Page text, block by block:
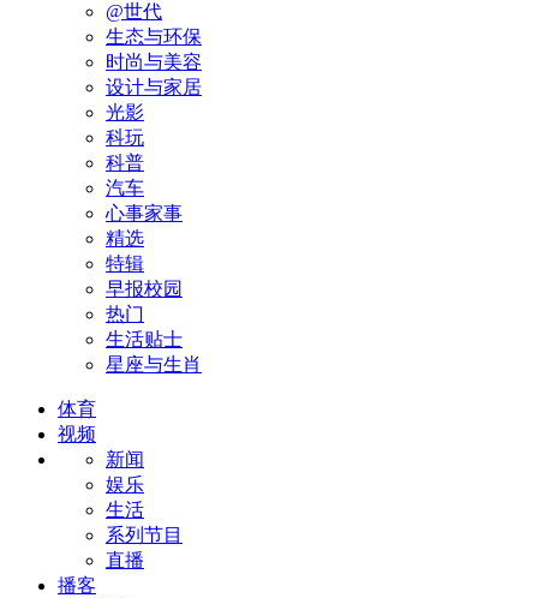
@世代
生态与环保
时尚与美容
设计与家居
光影
科玩
科普
汽车
心事家事
精选
特辑
早报校园
热门
生活贴士
星座与生肖
体育
视频
新闻
娱乐
生活
系列节目
直播
播客